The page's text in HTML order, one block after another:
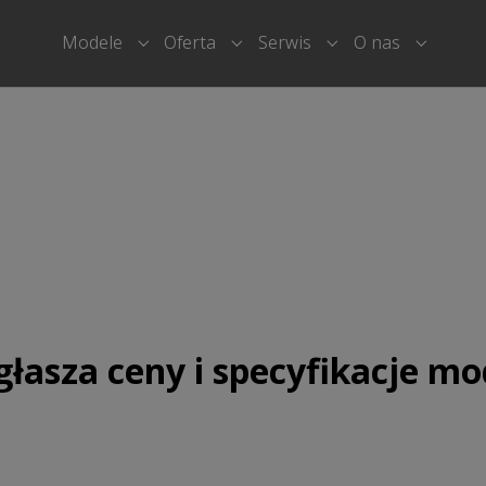
Modele Submenu for "Modele"
Oferta Submenu for "Oferta"
Serwis Submenu for
O nas
ceny i specyfikacje